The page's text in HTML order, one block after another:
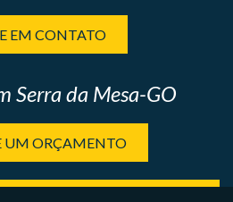
EM CONTATO
Serra da Mesa-GO
UM ORÇAMENTO